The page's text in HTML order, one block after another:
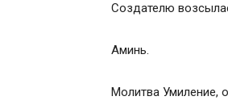
Создателю
Аминь.
Молитва Умиление,